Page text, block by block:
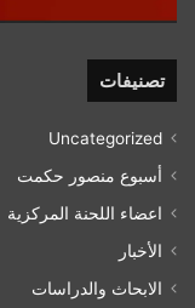
تصنيفات
Uncategorized
أسبوع منصور حكمت
اعضاء اللحنة المركزية
الأخبار
الابحاث والدراسات